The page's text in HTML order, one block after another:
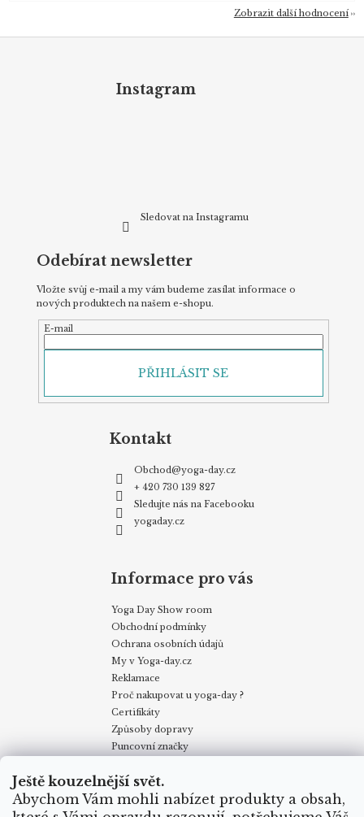
Ještě kouzelnější svět.
Abychom Vám mohli nabízet produkty a obsah,
Zobrazit další hodnocení
Instagram
Sledovat na Instagramu
Odebírat newsletter
Vložte svůj e-mail a my vám budeme zasílat informace o
nových produktech na našem e-shopu.
E-mail
PŘIHLÁSIT SE
Kontakt
Obchod@yoga-day.cz
+ 420 730 139 827
Sledujte nás na Facebooku
yogaday.cz
Informace pro vás
Yoga Day Show room
Obchodní podmínky
Ochrana osobních údajů
My v Yoga-day.cz
Reklamace
Proč nakupovat u yoga-day ?
Certifikáty
Způsoby dopravy
Puncovní značky
Obchodní podmínky My v Yoga Day Blog